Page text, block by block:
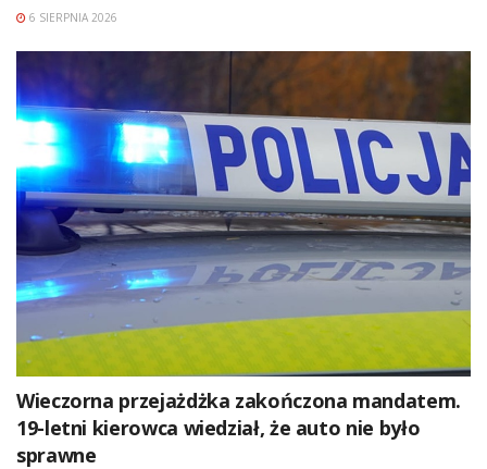
6 SIERPNIA 2026
Wieczorna przejażdżka zakończona mandatem.
19-letni kierowca wiedział, że auto nie było
sprawne